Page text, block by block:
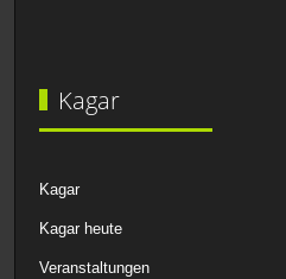
Kagar
Kagar
Kagar heute
Veranstaltungen